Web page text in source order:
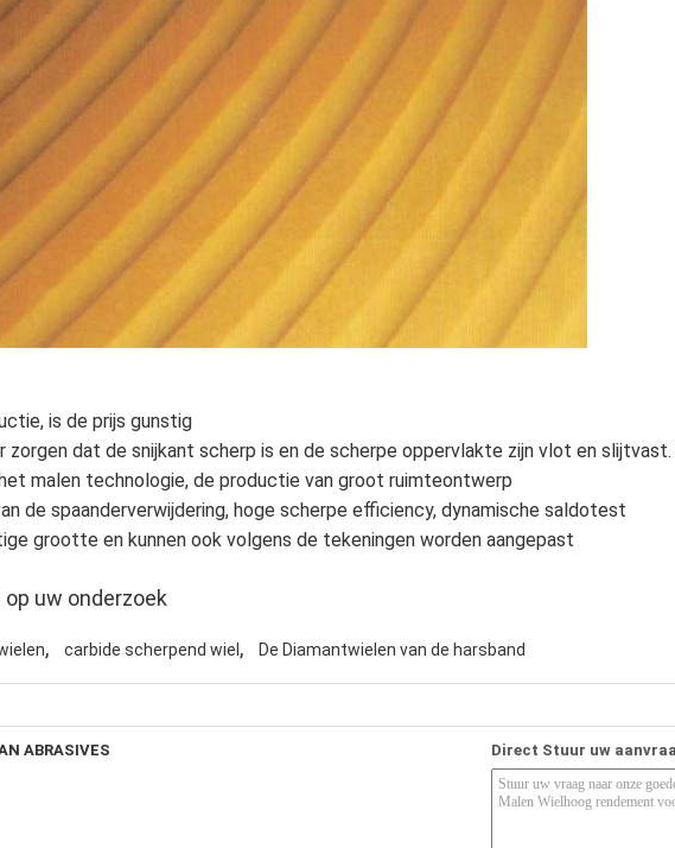
is de prijs gunstig
zorgen dat de snijkant scherp is en de scherpe oppervlakte zijn vlot en slijtvast.
malen technologie, de productie van groot ruimteontwerp
de spaanderverwijdering, hoge scherpe efficiency, dynamische saldotest
grootte en kunnen ook volgens de tekeningen worden aangepast
uw onderzoek
, carbide scherpend wiel , De Diamantwielen van de harsband
ABRASIVES
Direct Stuur uw